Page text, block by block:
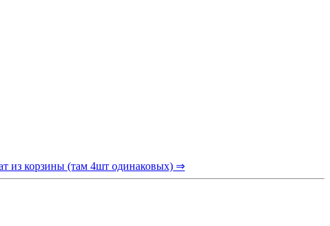
из корзины (там 4шт одинаковых) ⇒